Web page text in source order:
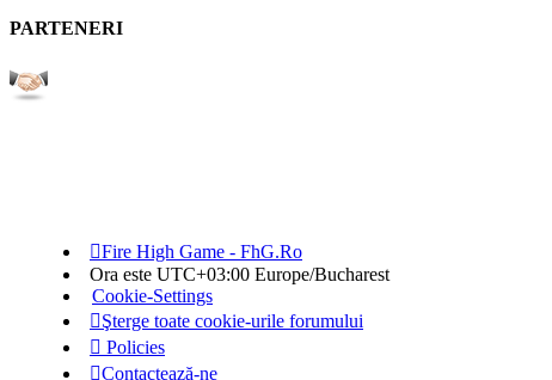
PARTENERI
Fire High Game - FhG.Ro
Ora este UTC+03:00 Europe/Bucharest
Cookie-Settings
Şterge toate cookie-urile forumului
Policies
Contactează-ne